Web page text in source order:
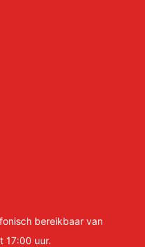
bereikbaar van
17:00 uur.